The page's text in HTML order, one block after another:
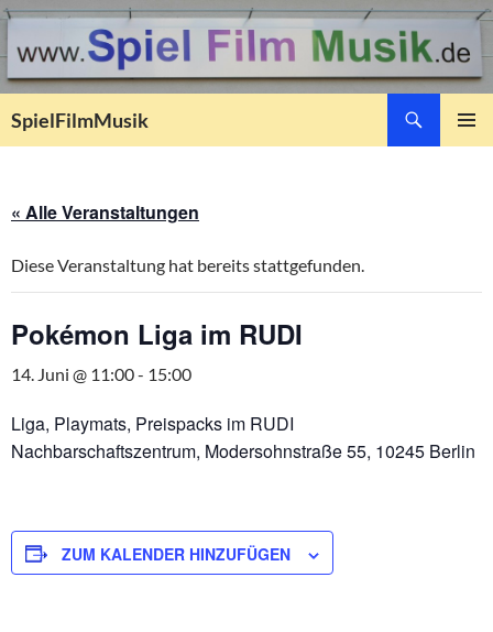
SpielFilmMusik
« Alle Veranstaltungen
Diese Veranstaltung hat bereits stattgefunden.
Pokémon Liga im RUDI
14. Juni @ 11:00- 15:00
Liga, Playmats, Preispacks im RUDI
Nachbarschaftszentrum, Modersohnstraße 55, 10245 Berlin
ZUM KALENDER HINZUFÜGEN